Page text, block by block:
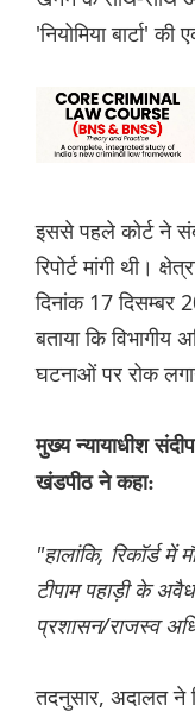
'नियोमिया बार्टा'
इससे पहले कोर्ट ने
रिपोर्ट मांगी थी।
दिनांक 17 दिसम्बर
बताया कि
घटनाओं पर रोक
मुख्य न्यायाधीश
खंडपीठ ने कहा:
"हालांकि, रिकॉर्ड में
टीपाम पहाड़ी के
प्रशासन/राजस्व
तदनुसार, अदालत ने